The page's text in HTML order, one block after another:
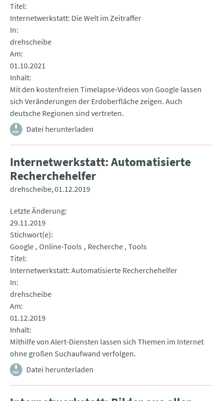
Titel
Internetwerkstatt: Die Welt im Zeitraffer
In
drehscheibe
Am
01.10.2021
Inhalt
Mit den kostenfreien Timelapse-Videos von Google lassen
sich Veränderungen der Erdoberfläche zeigen. Auch
deutsche Regionen sind vertreten.
Datei herunterladen
Internetwerkstatt: Automatisierte
Recherchehelfer
drehscheibe 01.12.2019
Letzte Änderung
29.11.2019
Stichwort(e)
Google Online-Tools Recherche Tools
Titel
Internetwerkstatt: Automatisierte Recherchehelfer
In
drehscheibe
Am
01.12.2019
Inhalt
Mithilfe von Alert-Diensten lassen sich Themen im Internet
ohne großen Suchaufwand verfolgen.
Datei herunterladen